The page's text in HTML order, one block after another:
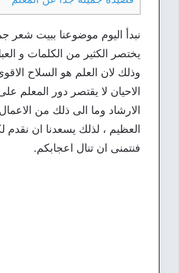
نبدأ اليوم موضوعنا ببيت شعر
يختصر الكثير من الكلمات و
وذلك لان العلم هو السلاح
الاحيان لا يقتصر دور المعلم
الارشاد وما الى ذلك من
العظيم ، لذلك يسعدنا ان
فنتمنى ان تنال اعجابكم.